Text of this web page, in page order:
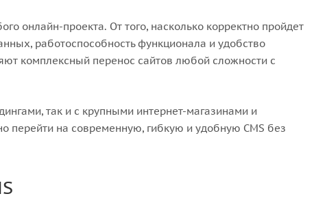
онлайн-проекта. От того, насколько корректно пройдет
работоспособность функционала и удобство
комплексный перенос сайтов любой сложности с
так и с крупными интернет-магазинами и
на современную, гибкую и удобную CMS без